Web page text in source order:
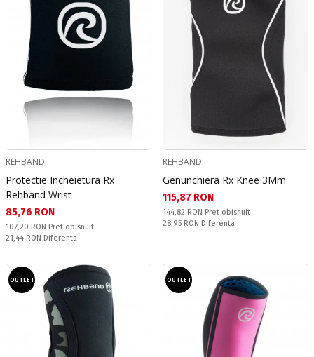
REHBAND
Protectie Incheietura Rx
Rehband Wrist
Текуща цена:
85,76 RON
Pret obisnuit:
107,20 RON Pret obisnuit
Спестявате:
21,44 RON Diferenta
REHBAND
Genunchiera Rx Knee 3Mm
Текуща цена:
115,87 RON
Pret obisnuit:
144,82 RON Pret obisnuit
Спестявате:
28,95 RON Diferenta
OUTLET OUTLET